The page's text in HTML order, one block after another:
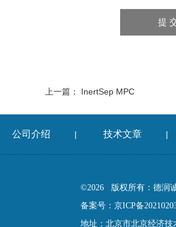
上一篇： InertSep MPC
公司介绍 | 技术文章 |
©2026 版权所有：德润
备案号：京ICP备
地址：北京市北京经济技